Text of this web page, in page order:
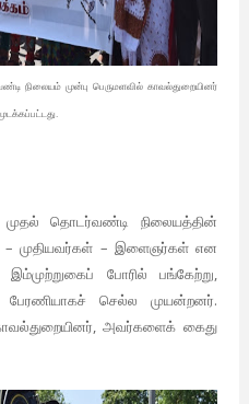
நிலையம் முன்பு பெருமளவில் காவல்துறையினர்
முதல் தொடர்வண்டி நிலையத்தின்
– முதியவர்கள் – இளைஞர்கள் என
போரில் பங்கேற்று,
செல்ல முயன்றனர்.
அவர்களைக் கைது